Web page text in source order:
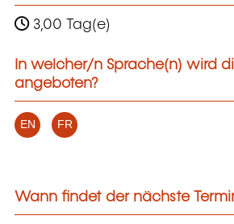
3,00 Tag(e)
In welcher/n Sprache(n) wird
angeboten?
EN FR
Wann findet der nächste